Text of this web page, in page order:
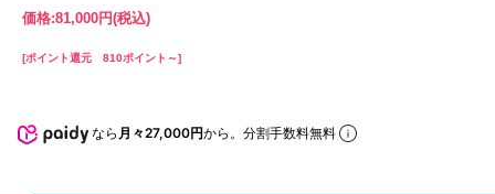
価格:81,000円(税込)
[ポイント還元 810ポイント～]
なら 月々27,000円から。分割手数料無料